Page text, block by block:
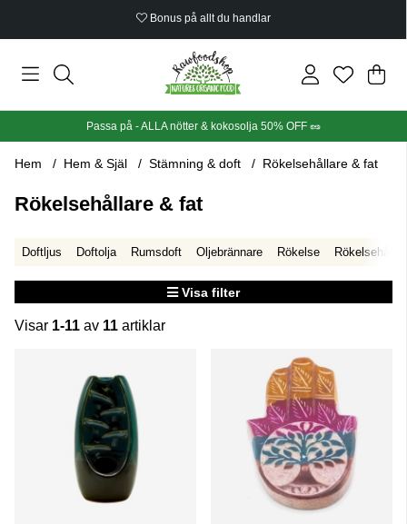
Bonus på allt du handlar
Din
.
Passa på - ALLA nötter & kokosolja 50% OFF 🥜
Hem Hem & Själ Stämning & doft Rökelsehållare & fat
Rökelsehållare & fat
Doftljus Doftolja Rumsdoft Oljebrännare Rökelse
Visa filter
Visar 1-11 av 11 artiklar